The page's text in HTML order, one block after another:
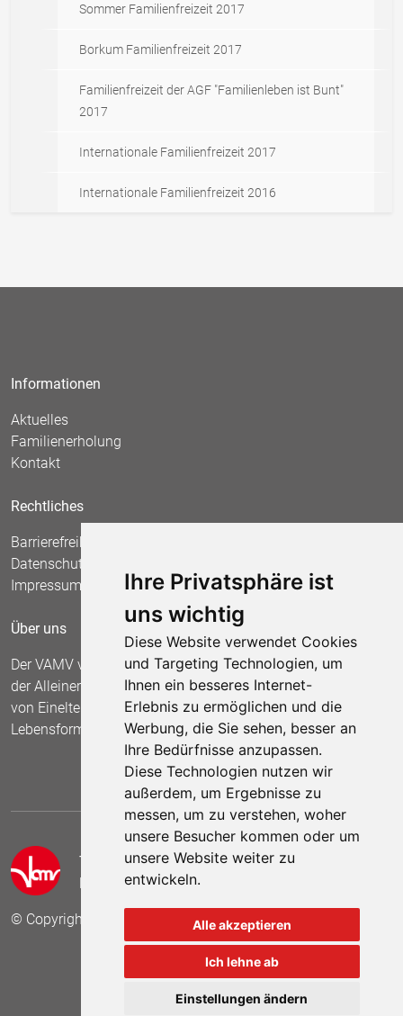
Ihre Privatsphäre ist
uns wichtig
Diese Website verwendet Cookies
und Targeting Technologien, um
Ihnen ein besseres Internet-
Erlebnis zu ermöglichen und die
Werbung, die Sie sehen, besser an
Ihre Bedürfnisse anzupassen.
Diese Technologien nutzen wir
außerdem, um Ergebnisse zu
messen, um zu verstehen, woher
unsere Besucher kommen oder um
unsere Website weiter zu
entwickeln.
Alle akzeptieren
Ich lehne ab
Einstellungen ändern
Sommer Familienfreizeit 2017
Borkum Familienfreizeit 2017
Familienfreizeit der AGF "Familienleben ist Bunt"
2017
Internationale Familienfreizeit 2017
Internationale Familienfreizeit 2016
Informationen
Aktuelles
Familienerholung
Kontakt
Rechtliches
Barrierefreiheit
Datenschutz
Impressum
Über uns
Der VAMV vertritt seit 1967 die Interessen
der Alleinerziehenden und fordert die Anerkennung
von Einelternfamilien als gleichberechtigte
Lebensform.
Telefon:05 41 /2 55 84
E-Mail:
info[at]vamv-niedersachsen.de
© Copyright 2025 VAMV Landesverband Niedersachsen e.V.